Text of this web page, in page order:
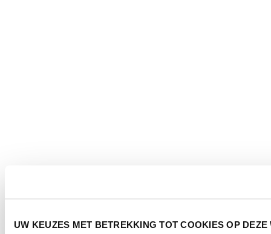
UW KEUZES MET BETREKKING TOT COOKIES OP DEZE